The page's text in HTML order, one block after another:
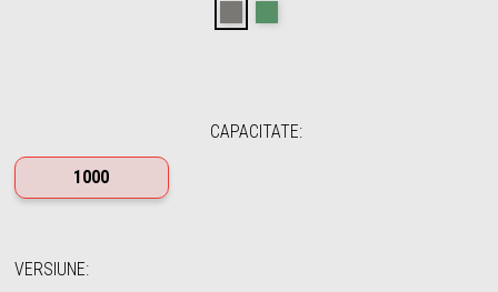
CAPACITATE:
1000
VERSIUNE: